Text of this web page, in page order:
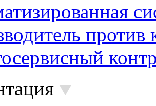
против